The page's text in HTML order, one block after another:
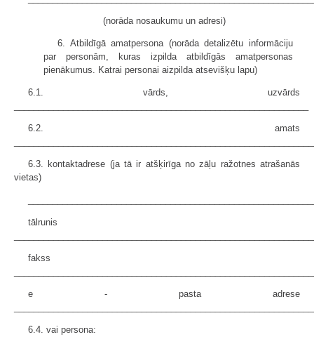
(norāda nosaukumu un adresi)
6. Atbildīgā amatpersona (norāda detalizētu informāciju
par personām, kuras izpilda atbildīgās amatpersonas
pienākumus. Katrai personai aizpilda atsevišķu lapu)
6.1. vārds, uzvārds
6.2. amats
6.3. kontaktadrese (ja tā ir atšķirīga no zāļu ražotnes atrašanās
vietas)
tālrunis
fakss
e - pasta adrese
6.4. vai persona: